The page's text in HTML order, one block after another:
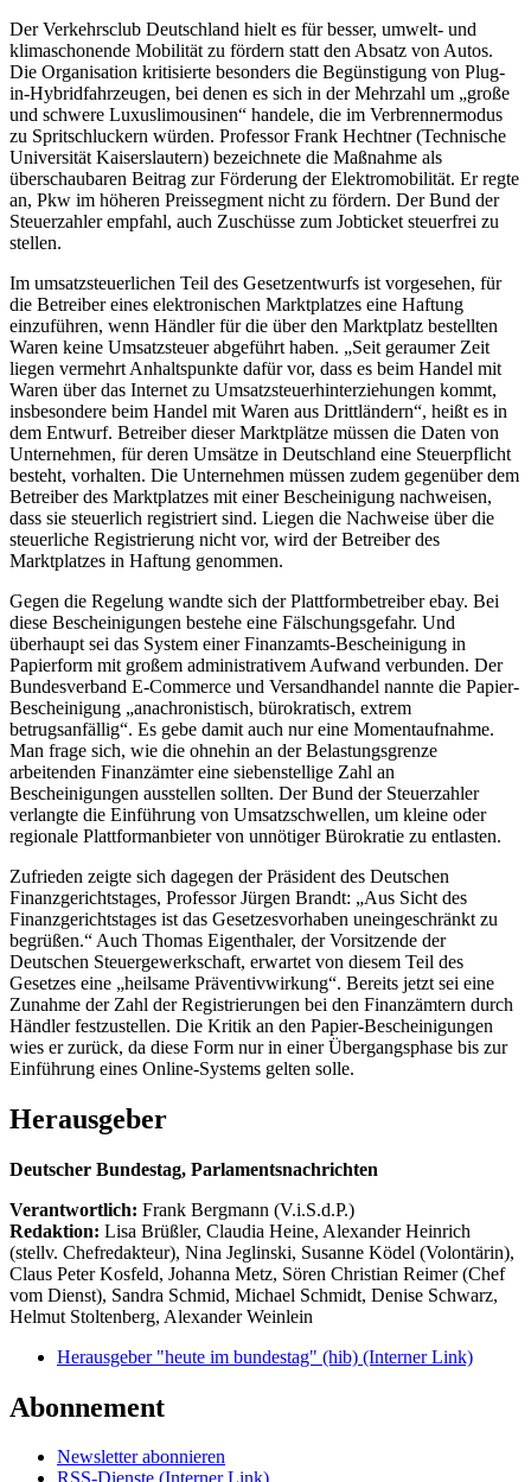
Der Verkehrsclub Deutschland hielt es für besser, umwelt- und
klimaschonende Mobilität zu fördern statt den Absatz von Autos.
Die Organisation kritisierte besonders die Begünstigung von Plug-
in-Hybridfahrzeugen, bei denen es sich in der Mehrzahl um „große
und schwere Luxuslimousinen“ handele, die im Verbrennermodus
zu Spritschluckern würden. Professor Frank Hechtner (Technische
Universität Kaiserslautern) bezeichnete die Maßnahme als
überschaubaren Beitrag zur Förderung der Elektromobilität. Er regte
an, Pkw im höheren Preissegment nicht zu fördern. Der Bund der
Steuerzahler empfahl, auch Zuschüsse zum Jobticket steuerfrei zu
stellen.
Im umsatzsteuerlichen Teil des Gesetzentwurfs ist vorgesehen, für
die Betreiber eines elektronischen Marktplatzes eine Haftung
einzuführen, wenn Händler für die über den Marktplatz bestellten
Waren keine Umsatzsteuer abgeführt haben. „Seit geraumer Zeit
liegen vermehrt Anhaltspunkte dafür vor, dass es beim Handel mit
Waren über das Internet zu Umsatzsteuerhinterziehungen kommt,
insbesondere beim Handel mit Waren aus Drittländern“, heißt es in
dem Entwurf. Betreiber dieser Marktplätze müssen die Daten von
Unternehmen, für deren Umsätze in Deutschland eine Steuerpflicht
besteht, vorhalten. Die Unternehmen müssen zudem gegenüber dem
Betreiber des Marktplatzes mit einer Bescheinigung nachweisen,
dass sie steuerlich registriert sind. Liegen die Nachweise über die
steuerliche Registrierung nicht vor, wird der Betreiber des
Marktplatzes in Haftung genommen.
Gegen die Regelung wandte sich der Plattformbetreiber ebay. Bei
diese Bescheinigungen bestehe eine Fälschungsgefahr. Und
überhaupt sei das System einer Finanzamts-Bescheinigung in
Papierform mit großem administrativem Aufwand verbunden. Der
Bundesverband E-Commerce und Versandhandel nannte die Papier-
Bescheinigung „anachronistisch, bürokratisch, extrem
betrugsanfällig“. Es gebe damit auch nur eine Momentaufnahme.
Man frage sich, wie die ohnehin an der Belastungsgrenze
arbeitenden Finanzämter eine siebenstellige Zahl an
Bescheinigungen ausstellen sollten. Der Bund der Steuerzahler
verlangte die Einführung von Umsatzschwellen, um kleine oder
regionale Plattformanbieter von unnötiger Bürokratie zu entlasten.
Zufrieden zeigte sich dagegen der Präsident des Deutschen
Finanzgerichtstages, Professor Jürgen Brandt: „Aus Sicht des
Finanzgerichtstages ist das Gesetzesvorhaben uneingeschränkt zu
begrüßen.“ Auch Thomas Eigenthaler, der Vorsitzende der
Deutschen Steuergewerkschaft, erwartet von diesem Teil des
Gesetzes eine „heilsame Präventivwirkung“. Bereits jetzt sei eine
Zunahme der Zahl der Registrierungen bei den Finanzämtern durch
Händler festzustellen. Die Kritik an den Papier-Bescheinigungen
wies er zurück, da diese Form nur in einer Übergangsphase bis zur
Einführung eines Online-Systems gelten solle.
Herausgeber
Deutscher Bundestag, Parlamentsnachrichten
Verantwortlich: Frank Bergmann (V.i.S.d.P.)
Redaktion: Lisa Brüßler, Claudia Heine, Alexander Heinrich
(stellv. Chefredakteur), Nina Jeglinski, Susanne Ködel (Volontärin),
Claus Peter Kosfeld, Johanna Metz, Sören Christian Reimer (Chef
vom Dienst), Sandra Schmid, Michael Schmidt, Denise Schwarz,
Helmut Stoltenberg, Alexander Weinlein
Herausgeber "heute im bundestag" (hib) (Interner Link)
Abonnement
Newsletter abonnieren